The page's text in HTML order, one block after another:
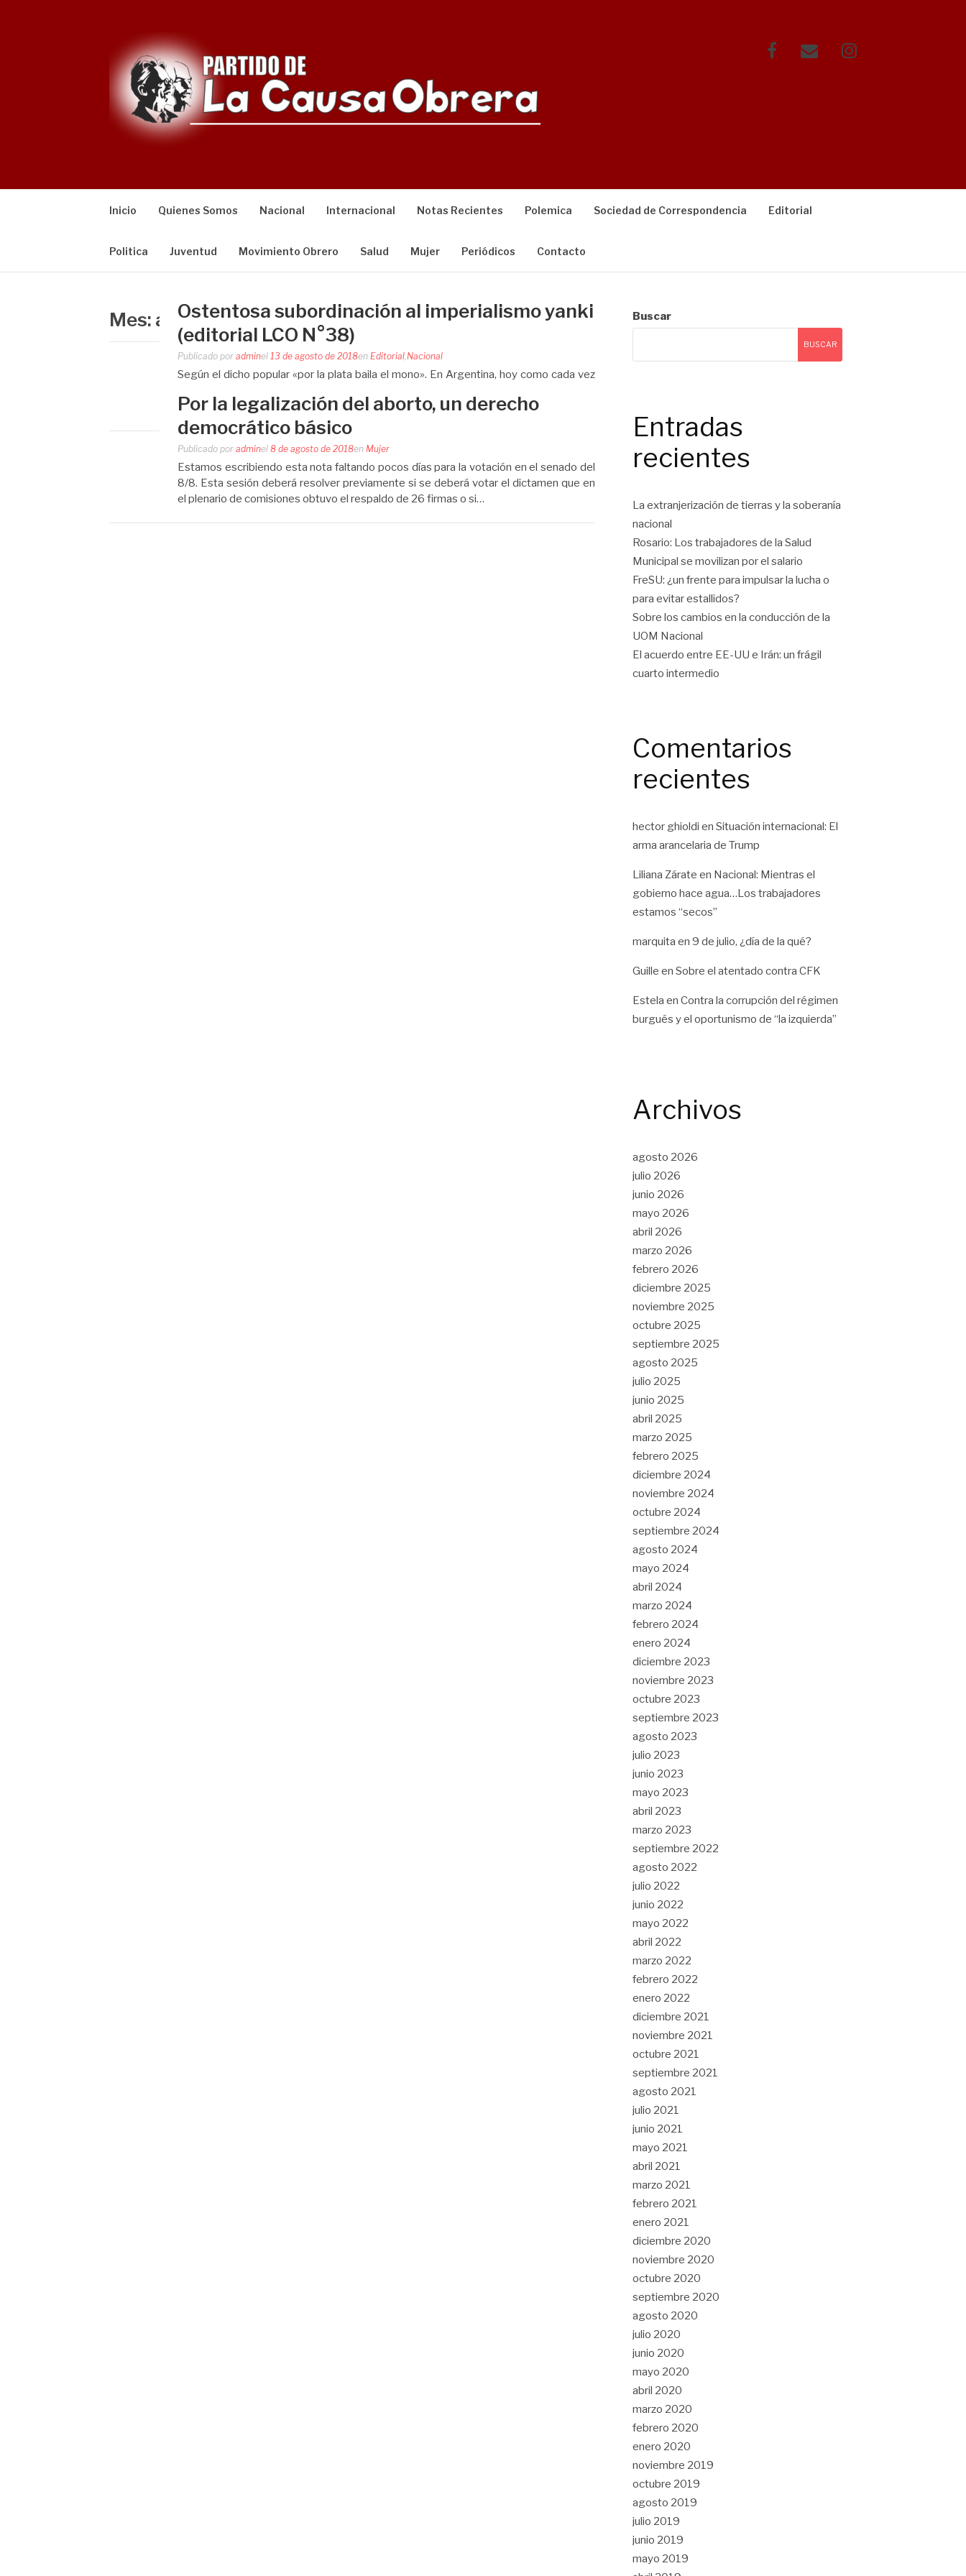
FacebookCorreo Instagram
Inicio Quienes Somos Nacional Internacional Notas Recientes Polemica Sociedad de Correspondencia Editorial
Politica Juventud Movimiento Obrero Salud Mujer Periódicos Contacto
Mes: agosto 2018
Ostentosa subordinación al imperialismo yanki
(editorial LCO N°38)
Publicado por adminel 13 de agosto de 2018en Editorial,Nacional
Según el dicho popular «por la plata baila el mono». En Argentina, hoy como cada vez
representantes políticos (Cambiemos, FR-PJ-UC, etc.) bailan al ritmo del capital…
Por la legalización del aborto, un derecho
democrático básico
Publicado por adminel 8 de agosto de 2018en Mujer
Estamos escribiendo esta nota faltando pocos días para la votación en el senado del
8/8. Esta sesión deberá resolver previamente si se deberá votar el dictamen que en
el plenario de comisiones obtuvo el respaldo de 26 firmas o si…
Buscar
BUSCAR
Entradas
recientes
La extranjerización de tierras y la soberanía
nacional
Rosario: Los trabajadores de la Salud
Municipal se movilizan por el salario
FreSU: ¿un frente para impulsar la lucha o
para evitar estallidos?
Sobre los cambios en la conducción de la
UOM Nacional
El acuerdo entre EE-UU e Irán: un frágil
cuarto intermedio
Comentarios
recientes
hector ghioldi en Situación internacional: El
arma arancelaria de Trump
Liliana Zárate en Nacional: Mientras el
gobierno hace agua…Los trabajadores
estamos “secos”
marquita en 9 de julio, ¿día de la qué?
Guille en Sobre el atentado contra CFK
Estela en Contra la corrupción del régimen
burgués y el oportunismo de “la izquierda”
Archivos
agosto 2026
julio 2026
junio 2026
mayo 2026
abril 2026
marzo 2026
febrero 2026
diciembre 2025
noviembre 2025
octubre 2025
septiembre 2025
agosto 2025
julio 2025
junio 2025
abril 2025
marzo 2025
febrero 2025
diciembre 2024
noviembre 2024
octubre 2024
septiembre 2024
agosto 2024
mayo 2024
abril 2024
marzo 2024
febrero 2024
enero 2024
diciembre 2023
noviembre 2023
octubre 2023
septiembre 2023
agosto 2023
julio 2023
junio 2023
mayo 2023
abril 2023
marzo 2023
septiembre 2022
agosto 2022
julio 2022
junio 2022
mayo 2022
abril 2022
marzo 2022
febrero 2022
enero 2022
diciembre 2021
noviembre 2021
octubre 2021
septiembre 2021
agosto 2021
julio 2021
junio 2021
mayo 2021
abril 2021
marzo 2021
febrero 2021
enero 2021
diciembre 2020
noviembre 2020
octubre 2020
septiembre 2020
agosto 2020
julio 2020
junio 2020
mayo 2020
abril 2020
marzo 2020
febrero 2020
enero 2020
noviembre 2019
octubre 2019
agosto 2019
julio 2019
junio 2019
mayo 2019